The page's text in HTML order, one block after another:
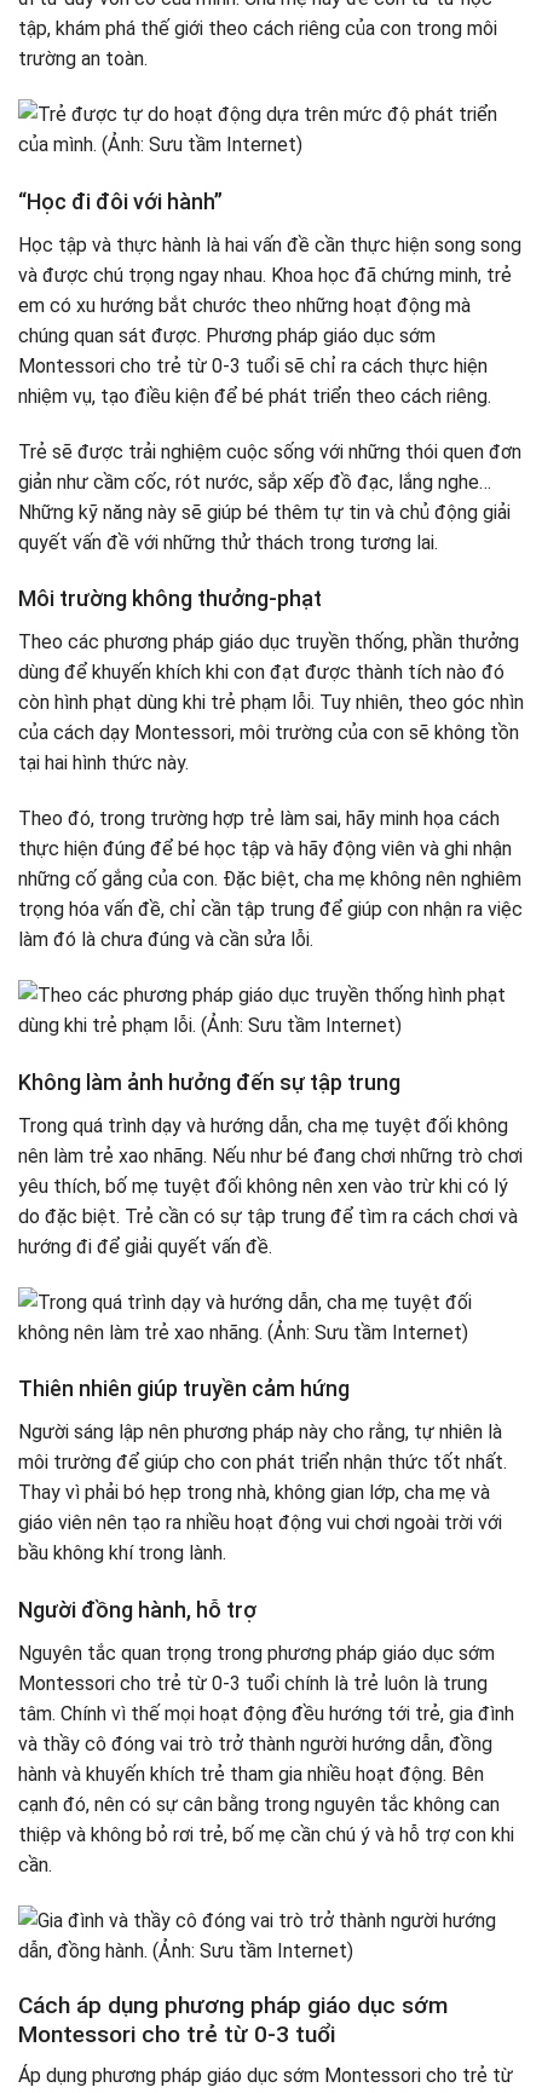
tập, khám phá thế giới theo cách riêng của con trong môi
trường an toàn.
“Học đi đôi với hành”
Học tập và thực hành là hai vấn đề cần thực hiện song song
và được chú trọng ngay nhau. Khoa học đã chứng minh, trẻ
em có xu hướng bắt chước theo những hoạt động mà
chúng quan sát được. Phương pháp giáo dục sớm
Montessori cho trẻ từ 0-3 tuổi sẽ chỉ ra cách thực hiện
nhiệm vụ, tạo điều kiện để bé phát triển theo cách riêng.
Trẻ sẽ được trải nghiệm cuộc sống với những thói quen đơn
giản như cầm cốc, rót nước, sắp xếp đồ đạc, lắng nghe…
Những kỹ năng này sẽ giúp bé thêm tự tin và chủ động giải
quyết vấn đề với những thử thách trong tương lai.
Môi trường không thưởng-phạt
Theo các phương pháp giáo dục truyền thống, phần thưởng
dùng để khuyến khích khi con đạt được thành tích nào đó
còn hình phạt dùng khi trẻ phạm lỗi. Tuy nhiên, theo góc nhìn
của cách dạy Montessori, môi trường của con sẽ không tồn
tại hai hình thức này.
Theo đó, trong trường hợp trẻ làm sai, hãy minh họa cách
thực hiện đúng để bé học tập và hãy động viên và ghi nhận
những cố gắng của con. Đặc biệt, cha mẹ không nên nghiêm
trọng hóa vấn đề, chỉ cần tập trung để giúp con nhận ra việc
làm đó là chưa đúng và cần sửa lỗi.
Không làm ảnh hưởng đến sự tập trung
Trong quá trình dạy và hướng dẫn, cha mẹ tuyệt đối không
nên làm trẻ xao nhãng. Nếu như bé đang chơi những trò chơi
yêu thích, bố mẹ tuyệt đối không nên xen vào trừ khi có lý
do đặc biệt. Trẻ cần có sự tập trung để tìm ra cách chơi và
hướng đi để giải quyết vấn đề.
Thiên nhiên giúp truyền cảm hứng
Người sáng lập nên phương pháp này cho rằng, tự nhiên là
môi trường để giúp cho con phát triển nhận thức tốt nhất.
Thay vì phải bó hẹp trong nhà, không gian lớp, cha mẹ và
giáo viên nên tạo ra nhiều hoạt động vui chơi ngoài trời với
bầu không khí trong lành.
Người đồng hành, hỗ trợ
Nguyên tắc quan trọng trong phương pháp giáo dục sớm
Montessori cho trẻ từ 0-3 tuổi chính là trẻ luôn là trung
tâm. Chính vì thế mọi hoạt động đều hướng tới trẻ, gia đình
và thầy cô đóng vai trò trở thành người hướng dẫn, đồng
hành và khuyến khích trẻ tham gia nhiều hoạt động. Bên
cạnh đó, nên có sự cân bằng trong nguyên tắc không can
thiệp và không bỏ rơi trẻ, bố mẹ cần chú ý và hỗ trợ con khi
cần.
Cách áp dụng phương pháp giáo dục sớm
Montessori cho trẻ từ 0-3 tuổi
Áp dụng phương pháp giáo dục sớm Montessori cho trẻ từ